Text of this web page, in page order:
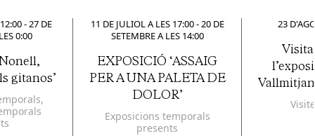
-27 DE
0:00
gitanos’
,
11 DE JULIOL A LES 17:00-20 DE
SETEMBRE A LES 14:00
EXPOSICIÓ ‘ASSAIG
PER A UNA PALETA DE
DOLOR’
Exposicions temporals
presents
23